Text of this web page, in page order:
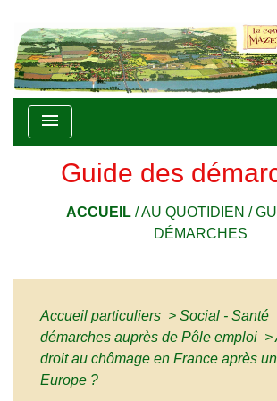
menu
Guide des
ACCUEIL/AU QUOTIDIEN /
DÉMARCHES
Accueil particuliers > Social - Santé
démarches auprès de Pôle emploi >
droit au chômage en France après
Europe ?